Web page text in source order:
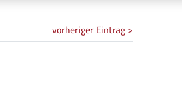
vorheriger Eintrag >